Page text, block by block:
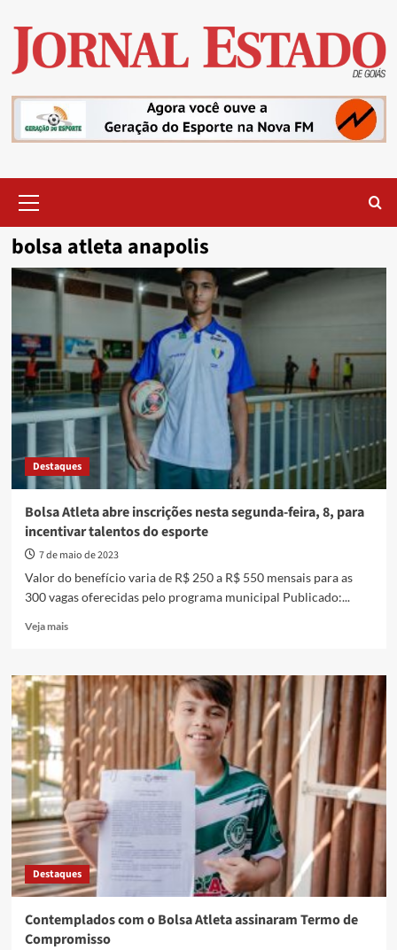
content
Menu
bolsa atleta anapolis
Destaques
Bolsa Atleta abre inscrições nesta segunda-feira, 8, para
incentivar talentos do esporte
7 de maio de 2023
Valor do benefício varia de R$ 250 a R$ 550 mensais para as
300 vagas oferecidas pelo programa municipal Publicado:...
Veja maisRead
Bolsa
Atleta
abre
inscrições
nesta
segunda-
feira,
8,
para
incentivar
talentos
do
esporte
Destaques
Contemplados com o Bolsa Atleta assinaram Termo de
Compromisso